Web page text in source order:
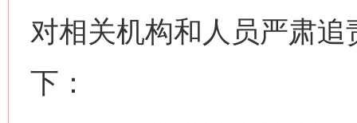
对相关机构和人员严肃
下：